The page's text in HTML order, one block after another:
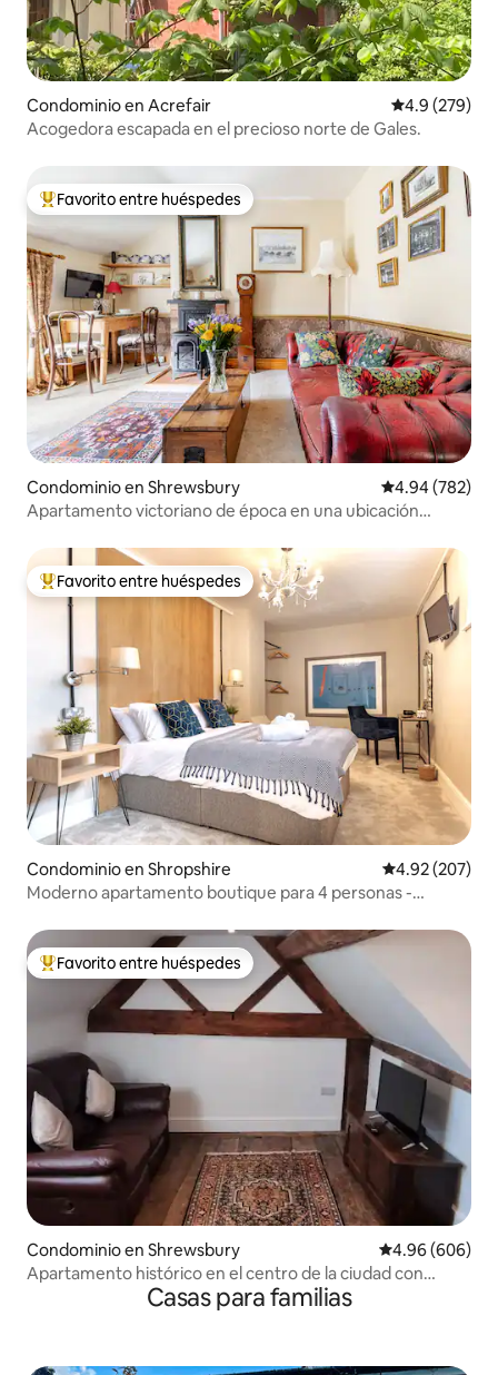
Condominio en Acrefair Calificación
4.9 (279)
Acogedora escapada en el precioso norte de Gales.
De los mejores en Favorito entre huéspedes
Favorito entre huéspedes
Condominio en Shrewsbury Calificación
4.94 (782)
Apartamento victoriano de época en una ubicación
De los mejores en Favorito entre huéspedes
Favorito entre huéspedes
Condominio en Shropshire Calificación
4.92 (207)
Moderno apartamento boutique para 4 personas -
De los mejores en Favorito entre huéspedes
Favorito entre huéspedes
Condominio en Shrewsbury Calificación
4.96 (606)
Apartamento histórico en el centro de la ciudad con
Casas para familias